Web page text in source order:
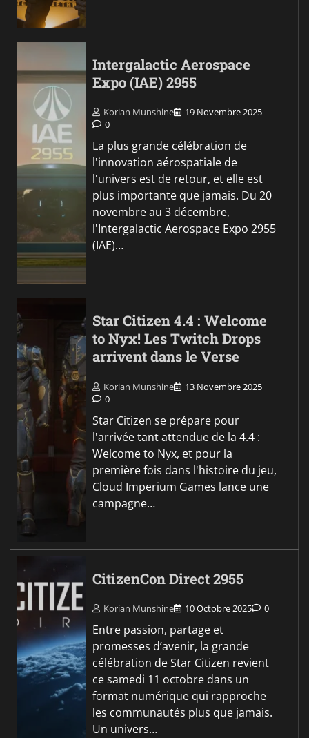
Intergalactic Aerospace
Expo (IAE) 2955
Korian Munshine
19 Novembre 2025
0
La plus grande célébration de
l'innovation aérospatiale de
l'univers est de retour, et elle est
plus importante que jamais. Du 20
novembre au 3 décembre,
l'Intergalactic Aerospace Expo 2955
(IAE)…
Star Citizen 4.4 : Welcome
to Nyx! Les Twitch Drops
arrivent dans le Verse
Korian Munshine
13 Novembre 2025
0
Star Citizen se prépare pour
l'arrivée tant attendue de la 4.4 :
Welcome to Nyx, et pour la
première fois dans l'histoire du jeu,
Cloud Imperium Games lance une
campagne…
CitizenCon Direct 2955
Korian Munshine 10 Octobre 2025 0
Entre passion, partage et
promesses d’avenir, la grande
célébration de Star Citizen revient
ce samedi 11 octobre dans un
format numérique qui rapproche
les communautés plus que jamais.
Un univers…